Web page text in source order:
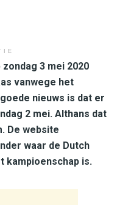
3 mei 2020
vanwege het
nieuws is dat er
2 mei. Althans dat
De website
waar de Dutch
kampioenschap is.